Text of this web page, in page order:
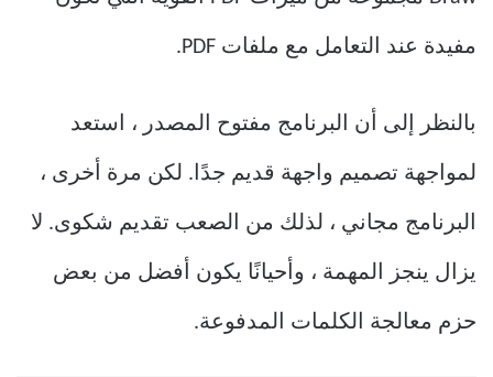
مفيدة عند التعامل مع ملفات PDF.
بالنظر إلى أن البرنامج مفتوح المصدر ، استعد
لمواجهة تصميم واجهة قديم جدًا. لكن مرة أخرى ،
البرنامج مجاني ، لذلك من الصعب تقديم شكوى. لا
يزال ينجز المهمة ، وأحيانًا يكون أفضل من بعض
حزم معالجة الكلمات المدفوعة.